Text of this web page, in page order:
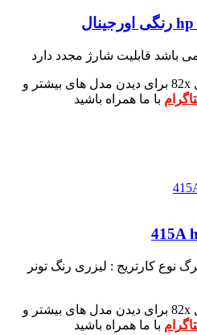
قابلیت شارژ مجدد دارد
برای دیدن مدل های بیشتر و
با ما همراه باشید
نوع کارتریج : لیزری رنگ تونر
برای دیدن مدل های بیشتر و
با ما همراه باشید